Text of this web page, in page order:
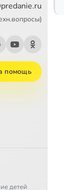
помощь
детей